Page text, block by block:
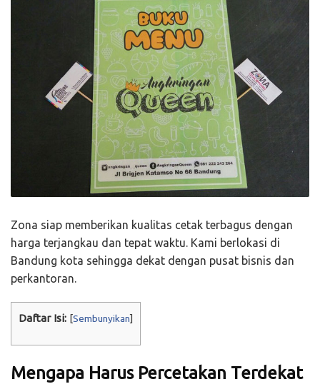
Zona siap memberikan kualitas cetak terbagus dengan
harga terjangkau dan tepat waktu. Kami berlokasi di
Bandung kota sehingga dekat dengan pusat bisnis dan
perkantoran.
Daftar Isi: [Sembunyikan]
Mengapa Harus Percetakan Terdekat